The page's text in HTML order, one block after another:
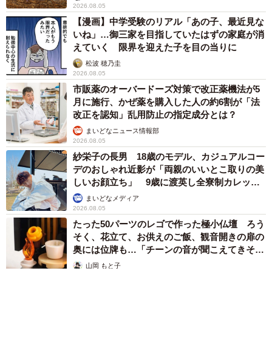
2026.08.05
【漫画】中学受験のリアル「あの子、最近見な
いね」…御三家を目指していたはずの家庭が消
えていく 限界を迎えた子を目の当りに
松波 穂乃圭
2026.08.05
市販薬のオーバードーズ対策で改正薬機法が5
月に施行、かぜ薬を購入した人の約6割が「法
改正を認知」乱用防止の指定成分とは？
まいどなニュース情報部
2026.08.05
紗栄子の長男 18歳のモデル、カジュアルコー
デのおしゃれ近影が「両親のいいとこ取りの美
しいお顔立ち」 9歳に渡英し全寮制カレッジ
で学ぶまいどなメディア
2026.08.05
たった50パーツのレゴで作った極小仏壇 ろう
そく、花立て、お供えのご飯、観音開きの扉の
奥には位牌も…「チーンの音が聞こえてきそ
う」山岡 もと子